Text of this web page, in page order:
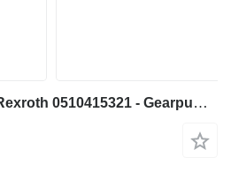
Pompe à engrenages Rexroth 0510415321 - Gearpump/Zahnradpumpe/Tandwielpomp pour matériel de TP